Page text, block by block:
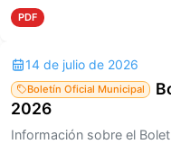
PDF
14 de julio de 2026
Boletín Oficial Municipal
2026
Información sobre el